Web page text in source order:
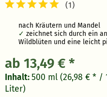
(1)
nach Kräutern und Mandel
zeichnet sich durch ein
Wildblüten und eine leicht
ab 13,49 € *
Inhalt:500 ml (26,98 € * / 1
Liter)